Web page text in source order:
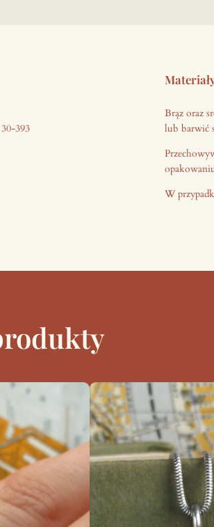
393
Brąz oraz
lub barwić
W